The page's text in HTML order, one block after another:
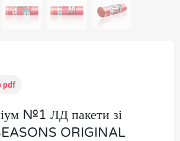
pdf
№1 ЛД пакети зі
ORIGINAL